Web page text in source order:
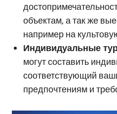
объектам, а так же
например на
Индивидуальные
могут составить
соответствующий
предпочтениям и